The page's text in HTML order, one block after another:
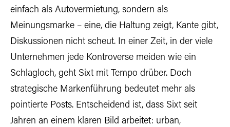
einfach als Autovermietung, sondern als
Meinungsmarke – eine, die Haltung zeigt, Kante gibt,
Diskussionen nicht scheut. In einer Zeit, in der viele
Unternehmen jede Kontroverse meiden wie ein
Schlagloch, geht Sixt mit Tempo drüber. Doch
strategische Markenführung bedeutet mehr als
pointierte Posts. Entscheidend ist, dass Sixt seit
Jahren an einem klaren Bild arbeitet: urban,